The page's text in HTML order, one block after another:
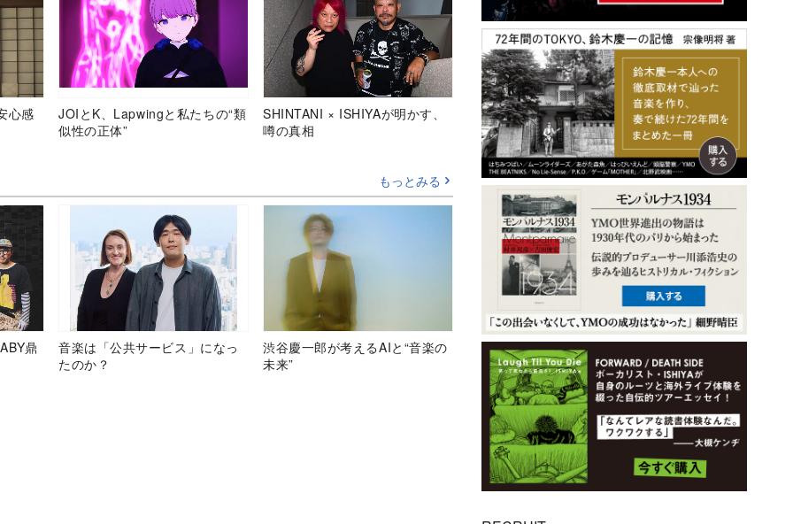
心感
JOIとK、Lapwingと私たちの“類
似性の正体”
SHINTANI × ISHIYAが明かす、
噂の真相
もっとみる
鼎
音楽は「公共サービス」になっ
たのか？
渋谷慶一郎が考えるAIと“音楽の
未来”